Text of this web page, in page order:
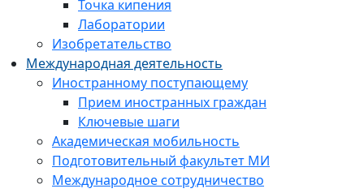
Точка кипения
Лаборатории
Изобретательство
Международная деятельность
Иностранному поступающему
Прием иностранных граждан
Ключевые шаги
Академическая мобильность
Подготовительный факультет МИ
Международное сотрудничество